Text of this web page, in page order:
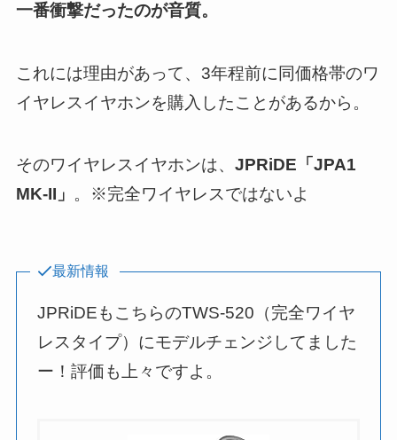
一番衝撃だったのが音質。
これには理由があって、3年程前に同価格帯のワ
イヤレスイヤホンを購入したことがあるから。
そのワイヤレスイヤホンは、 JPRiDE「JPA1
MK-II」 。※完全ワイヤレスではないよ
最新情報
JPRiDEもこちらのTWS-520（完全ワイヤ
レスタイプ）にモデルチェンジしてました
ー！評価も上々ですよ。